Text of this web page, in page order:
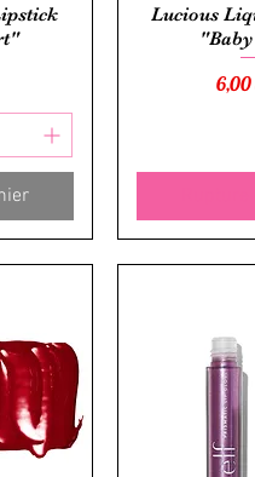
Lucious
Prix